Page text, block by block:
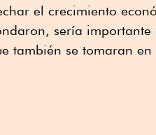
el crecimiento
sería
también se tomaran